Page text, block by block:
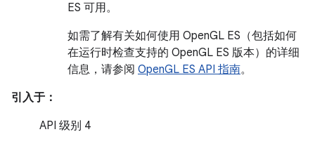
ES 可用。
如需了解有关如何使用 OpenGL ES（包括如何
在运行时检查支持的 OpenGL ES 版本）的详细
信息，请参阅 OpenGL ES API 指南。
引入于：
API 级别 4